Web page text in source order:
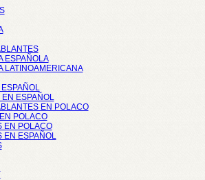
ESPAÑOLA
LATINOAMERICANA
ESPAÑOL
EN POLACO
POLACO
EN POLACO
EN ESPAÑOL